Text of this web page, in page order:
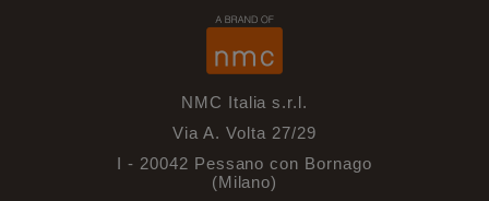
NMC Italia s.r.l.
Via A. Volta 27/29
I - 20042 Pessano con Bornago
(Milano)